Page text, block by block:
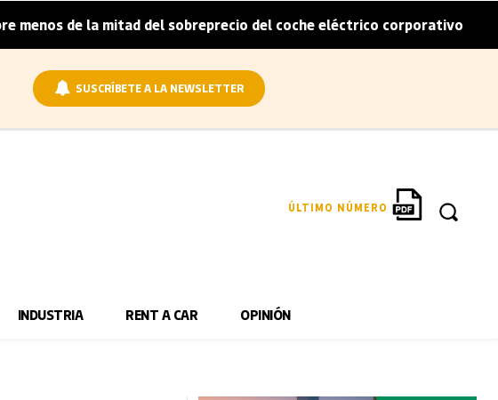
la mitad del sobreprecio del coche eléctrico corporativo | Arval
SUSCRÍBETE A LA NEWSLETTER
ÚLTIMO NÚMERO
INDUSTRIA RENT A CAR OPINIÓN